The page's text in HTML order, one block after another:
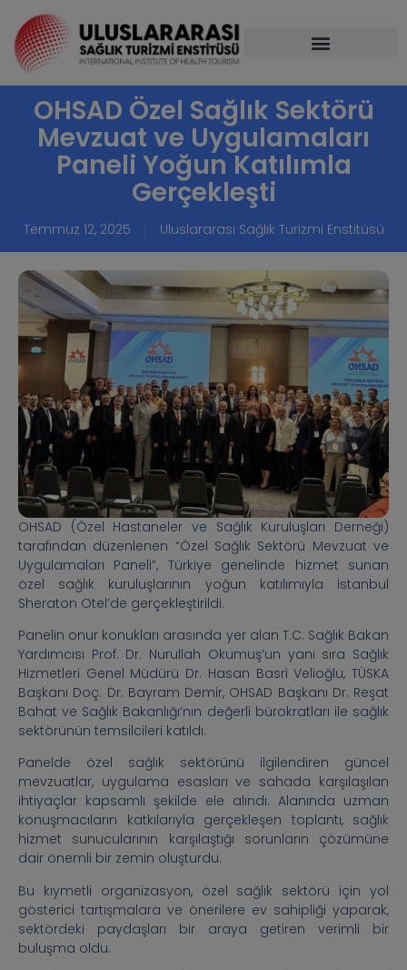
OHSAD Özel Sağlık Sektörü
Mevzuat ve Uygulamaları
Paneli Yoğun Katılımla
Gerçekleşti
Temmuz 12, 2025 Uluslararası Sağlık Turizmi Enstitüsü
OHSAD (Özel Hastaneler ve Sağlık Kuruluşları Derneği)
tarafından düzenlenen “Özel Sağlık Sektörü Mevzuat ve
Uygulamaları Paneli”, Türkiye genelinde hizmet sunan
özel sağlık kuruluşlarının yoğun katılımıyla İstanbul
Sheraton Otel’de gerçekleştirildi.
Panelin onur konukları arasında yer alan T.C. Sağlık Bakan
Yardımcısı Prof. Dr. Nurullah Okumuş’un yanı sıra Sağlık
Hizmetleri Genel Müdürü Dr. Hasan Basri Velioğlu, TÜSKA
Başkanı Doç. Dr. Bayram Demir, OHSAD Başkanı Dr. Reşat
Bahat ve Sağlık Bakanlığı’nın değerli bürokratları ile sağlık
sektörünün temsilcileri katıldı.
Panelde özel sağlık sektörünü ilgilendiren güncel
mevzuatlar, uygulama esasları ve sahada karşılaşılan
ihtiyaçlar kapsamlı şekilde ele alındı. Alanında uzman
konuşmacıların katkılarıyla gerçekleşen toplantı, sağlık
hizmet sunucularının karşılaştığı sorunların çözümüne
dair önemli bir zemin oluşturdu.
Bu kıymetli organizasyon, özel sağlık sektörü için yol
gösterici tartışmalara ve önerilere ev sahipliği yaparak,
sektördeki paydaşları bir araya getiren verimli bir
buluşma oldu.